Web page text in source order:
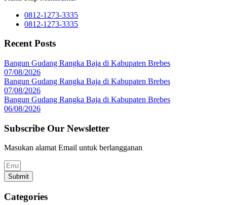
0812-1273-3335
0812-1273-3335
Recent Posts
Bangun Gudang Rangka Baja di Kabupaten Brebes
07/08/2026
Bangun Gudang Rangka Baja di Kabupaten Brebes
07/08/2026
Bangun Gudang Rangka Baja di Kabupaten Brebes
06/08/2026
Subscribe Our Newsletter
Masukan alamat Email untuk berlangganan
Submit
Categories